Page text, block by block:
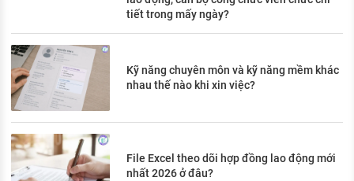
tiết trong mấy ngày?
Kỹ năng chuyên môn và kỹ năng mềm khác
nhau thế nào khi xin việc?
File Excel theo dõi hợp đồng lao động mới
nhất 2026 ở đâu?